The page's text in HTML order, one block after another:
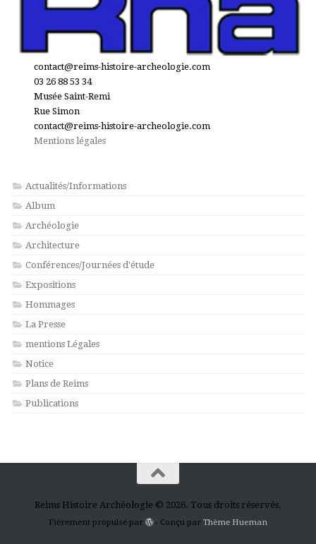
contact@reims-histoire-archeologie.com
03 26 88 53 34
Musée Saint-Remi
Rue Simon
contact@reims-histoire-archeologie.com
Mentions légales
Actualités/Informations
Album
Archéologie
Architecture
Conférences/Journées d'étude
Expositions
Hommages
La Presse
mentions Légales
Notice
Plans de Reims
Publications
Reims Histoire Archéologie © 2026. Tous droits réservés.
Fièrement propulsé par - Conçu parThème Hueman